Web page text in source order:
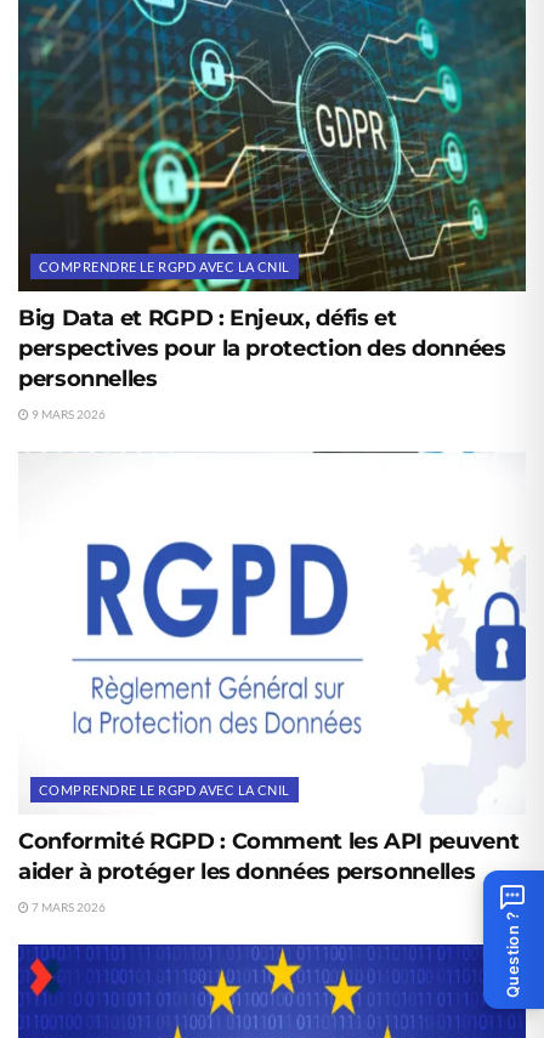
COMPRENDRE LE RGPD AVEC LA CNIL
Big Data et RGPD : Enjeux, défis et
perspectives pour la protection des données
personnelles
9 MARS 2026
COMPRENDRE LE RGPD AVEC LA CNIL
Conformité RGPD : Comment les API peuvent
aider à protéger les données personnelles
7 MARS 2026
Question ?